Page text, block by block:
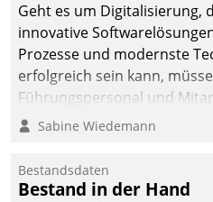
Geht es um Digitalisierung,
innovative
Prozesse und modernste
erfolgreich sein kann,
Führungspersonal und
verändern und anzupassen,
Sabine Wiedemann
Bestandsdaten
Bestand in der Hand